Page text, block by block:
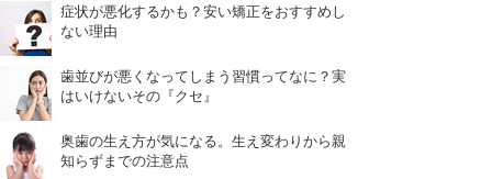
症状が悪化するかも？安い矯正をおすすめし
ない理由
歯並びが悪くなってしまう習慣ってなに？実
はいけないその『クセ』
奥歯の生え方が気になる。生え変わりから親
知らずまでの注意点